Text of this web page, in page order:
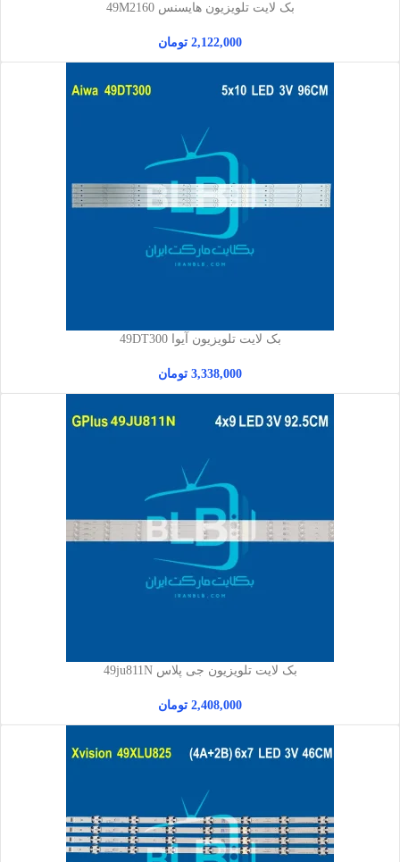
بک لایت تلویزیون هایسنس 49M2160
2,122,000 تومان
بک لایت تلویزیون آیوا 49DT300
3,338,000 تومان
بک لایت تلویزیون جی پلاس 49ju811N
2,408,000 تومان